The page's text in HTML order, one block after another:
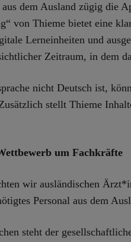
dem Ausland zügig die
von Thieme bietet eine
Lerneinheiten und
Zeitraum, in dem
nicht Deutsch ist,
stellt Thieme
um Fachkräfte
wir ausländischen
Personal aus dem
steht der